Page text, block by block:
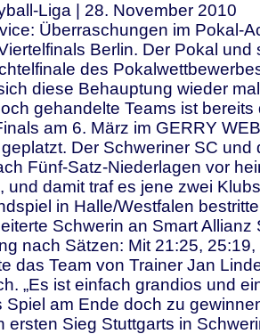
Liga | 28. November 2010
Überraschungen im Pokal-
Berlin. Der Pokal und
des
diese Behauptung wieder
gehandelte Teams ist bereits
am 6. März im GERRY
Der Schweriner SC und
Fünf-Satz-Niederlagen vor
und damit traf es jene zwei
in Halle/Westfalen
Schwerin an Smart Allianz
nach Sätzen: Mit 21:25,
das Team von Trainer Jan
„Es ist einfach grandios und
am Ende doch zu
ersten Sieg Stuttgarts in